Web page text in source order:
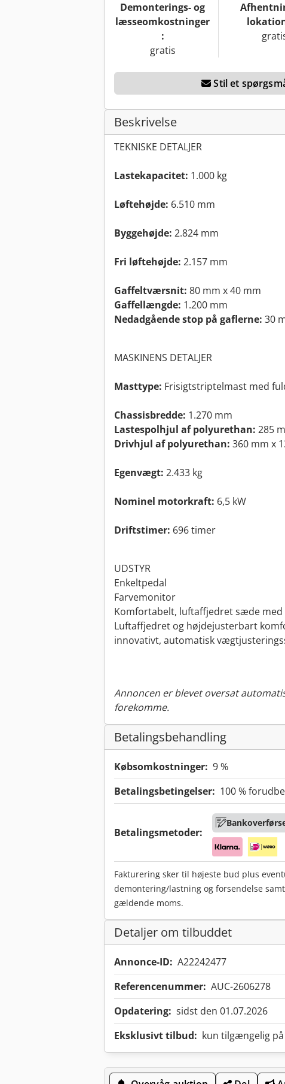
Demonterings- og
læsseomkostninger
:
gratis
Stil et
Beskrivelse
TEKNISKE DETALJER
Lastekapacitet: 1.000 kg
Løftehøjde: 6.510 mm
Byggehøjde: 2.824 mm
Fri løftehøjde: 2.157 mm
Gaffeltværsnit: 80 mm x 40 mm
Gaffellængde: 1.200 mm
Nedadgående stop på gaflerne: 30
MASKINENS DETALJER
Masttype: Frisigtstriptelmast med
Chassisbredde: 1.270 mm
Lastespolhjul af polyurethan: 285
Drivhjul af polyurethan: 360 mm x
Egenvægt: 2.433 kg
Nominel motorkraft: 6,5 kW
Driftstimer: 696 timer
UDSTYR
Enkeltpedal
Farvemonitor
Komfortabelt, luftaffjedret sæde
Luftaffjedret og højdejusterbart
innovativt, automatisk
Annoncen er blevet oversat
forekomme.
Betalingsbehandling
Købsomkostninger: 9 %
Betalingsbetingelser: 100 %
Betalingsmetoder:
Fakturering sker til højeste bud plus
demontering/lastning og forsendelse
gældende moms.
Detaljer om tilbuddet
Annonce-ID: A22242477
Referencenummer: AUC-2606278
Opdatering: sidst den 01.07.2026
Eksklusivt tilbud: kun tilgængelig